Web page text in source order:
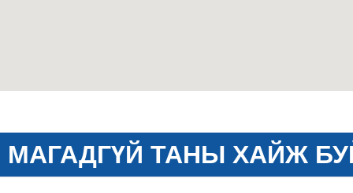
МАГАДГҮЙ ТАНЫ ХАЙЖ